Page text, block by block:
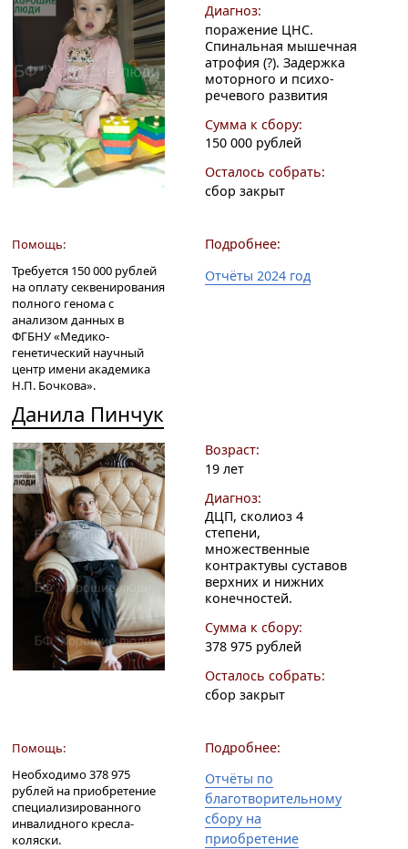
Диагноз:
поражение ЦНС.
Спинальная мышечная
атрофия (?). Задержка
моторного и психо-
речевого развития
Сумма к сбору:
150 000 рублей
Осталось собрать:
сбор закрыт
Помощь:
Требуется 150 000 рублей
на оплату секвенирования
полного генома с
анализом данных в
ФГБНУ «Медико-
генетический научный
центр имени академика
Н.П. Бочкова».
Подробнее:
Отчёты 2024 год
Данила Пинчук
Возраст:
19 лет
Диагноз:
ДЦП, сколиоз 4
степени,
множественные
контрактувы суставов
верхних и нижних
конечностей.
Сумма к сбору:
378 975 рублей
Осталось собрать:
сбор закрыт
Помощь:
Необходимо 378 975
рублей на приобретение
специализированного
инвалидного кресла-
коляски.
Подробнее:
Отчёты по
благотворительному
сбору на
приобретение